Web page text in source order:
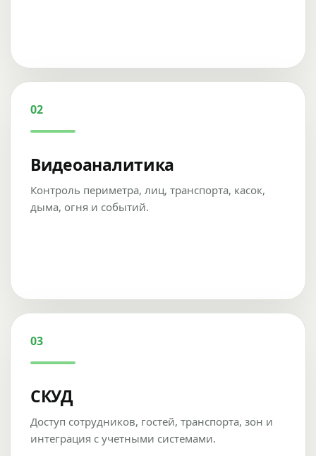
02
Видеоаналитика
Контроль периметра, лиц, транспорта, касок,
дыма, огня и событий.
03
СКУД
Доступ сотрудников, гостей, транспорта, зон и
интеграция с учетными системами.